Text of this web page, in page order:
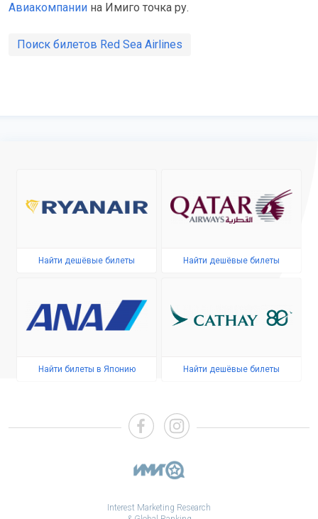
Авиакомпании на Имиго точка ру.
Поиск билетов Red Sea Airlines
Найти дешёвые билеты Найти дешёвые билеты
Найти билеты в Японию Найти дешёвые билеты
Interest Marketing Research